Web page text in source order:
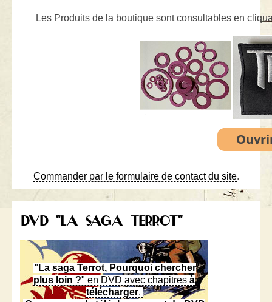
Les Produits de la boutique sont consultables en
Commander par le formulaire de contact du site.
DVD "LA SAGA TERROT"
" La saga Terrot, Pourquoi chercher
plus loin ?" en DVD avec chapitres à
télécharger.